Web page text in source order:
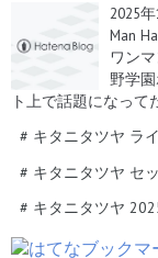
2025
Man
ワン
野学
ト上で話題になっ
# キタニタツヤ ラ
# キタニタツヤ セ
# キタニタツヤ